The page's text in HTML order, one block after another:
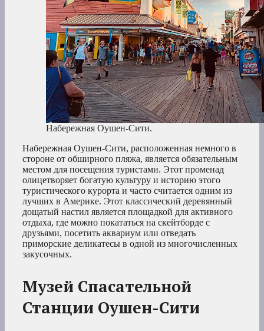
Набережная Оушен-Сити.
Набережная Оушен-Сити, расположенная немного в
стороне от обширного пляжа, является обязательным
местом для посещения туристами. Этот променад
олицетворяет богатую культуру и историю этого
туристического курорта и часто считается одним из
лучших в Америке. Этот классический деревянный
дощатый настил является площадкой для активного
отдыха, где можно покататься на скейтборде с
друзьями, посетить аквариум или отведать
приморские деликатесы в одной из многочисленных
закусочных.
Музей Спасательной
Станции Оушен-Сити